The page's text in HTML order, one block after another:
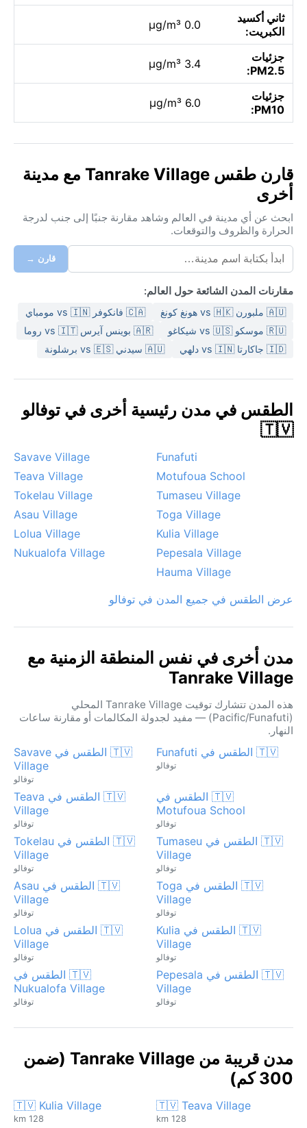
ثاني أكسيد
الكبريت:
0.0 µg/m³
جزئيات
PM2.5:
3.4 µg/m³
جزئيات
PM10:
6.0 µg/m³
قارن طقس Tanrake Village مع مدينة
أخرى
ابحث عن أي مدينة في العالم وشاهد مقارنة جنبًا إلى جنب لدرجة
الحرارة والظروف والتوقعات.
قارن →
مقارنات المدن الشائعة حول العالم:
🇦🇺 ملبورن vs 🇭🇰 هونغ كونغ
🇨🇦 فانكوفر vs 🇮🇳 مومباي
🇷🇺 موسكو vs 🇺🇸 شيكاغو
🇦🇷 بوينس آيرس vs 🇮🇹 روما
🇮🇩 جاكارتا vs 🇮🇳 دلهي
🇦🇺 سيدني vs 🇪🇸 برشلونة
الطقس في مدن رئيسية أخرى في توفالو
🇹🇻
Funafuti
Savave Village
Motufoua School
Teava Village
Tumaseu Village
Tokelau Village
Toga Village
Asau Village
Kulia Village
Lolua Village
Pepesala Village
Nukualofa Village
Hauma Village
عرض الطقس في جميع المدن في توفالو
مدن أخرى في نفس المنطقة الزمنية مع
Tanrake Village
هذه المدن تتشارك توقيت Tanrake Village المحلي
(Pacific/Funafuti) — مفيد لجدولة المكالمات أو مقارنة ساعات
النهار.
🇹🇻 الطقس في Funafuti
توفالو
🇹🇻 الطقس في Savave
Village
توفالو
🇹🇻 الطقس في
Motufoua School
توفالو
🇹🇻 الطقس في Teava
Village
توفالو
🇹🇻 الطقس في Tumaseu
Village
توفالو
🇹🇻 الطقس في Tokelau
Village
توفالو
🇹🇻 الطقس في Toga
Village
توفالو
🇹🇻 الطقس في Asau
Village
توفالو
🇹🇻 الطقس في Kulia
Village
توفالو
🇹🇻 الطقس في Lolua
Village
توفالو
🇹🇻 الطقس في Pepesala
Village
توفالو
🇹🇻 الطقس في
Nukualofa Village
توفالو
مدن قريبة من Tanrake Village (ضمن
300 كم)
🇹🇻 Teava Village
128 km
🇹🇻 Kulia Village
128 km